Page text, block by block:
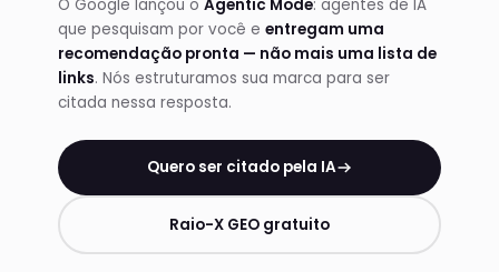
O Google lançou o Agentic Mode: agentes de IA
que pesquisam por você e entregam uma
recomendação pronta — não mais uma lista de
links. Nós estruturamos sua marca para ser
citada nessa resposta.
Quero ser citado pela IA
Raio-X GEO gratuito